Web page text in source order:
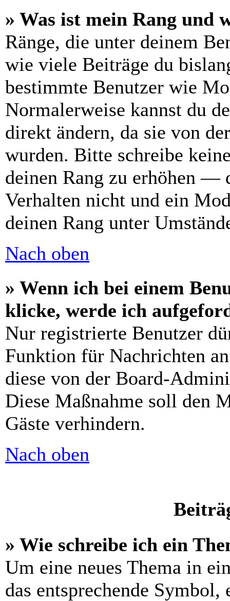
» Was ist mein Rang und
Ränge, die unter deinem
wie viele Beiträge du
bestimmte Benutzer wie
Normalerweise kannst du
direkt ändern, da sie von
wurden. Bitte schreibe
deinen Rang zu erhöhen —
Verhalten nicht und ein
deinen Rang unter
Nach oben
» Wenn ich bei einem
klicke, werde ich
Nur registrierte Benutzer
Funktion für Nachrichten
diese von der Board-
Diese Maßnahme soll den
Gäste verhindern.
Nach oben
» Wie schreibe ich ein
Um eine neues Thema in
das entsprechende